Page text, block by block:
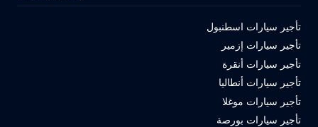
تأجير سيارات اسطنبول
تأجير سيارات إزمير
تأجير سيارات أنقرة
تأجير سيارات أنطاليا
تأجير سيارات موغلا
تأجير سيارات بورصة